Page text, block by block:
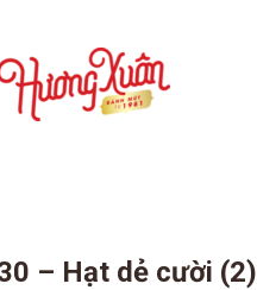
– Hạt dẻ cười (2)